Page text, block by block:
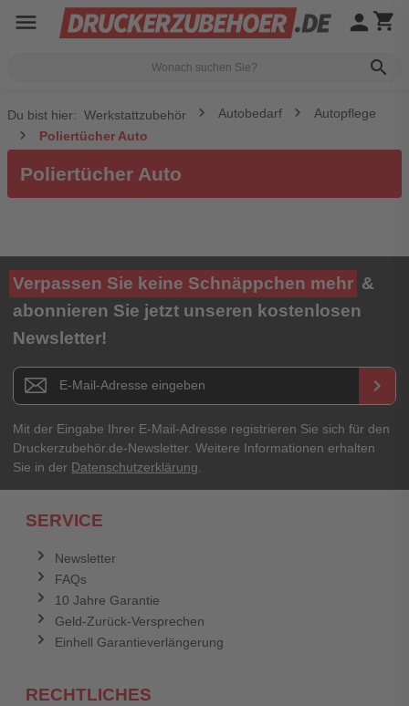
menu
search
person shopping_cart
Du bist hier: Werkstattzubehör Autobedarf
Autopflege
Poliertücher Auto
Poliertücher Auto
Verpassen Sie keine Schnäppchen mehr &
abonnieren Sie jetzt unseren kostenlosen
Newsletter!
Newsletter E-Mail Adresse keyboard_arrow_right
Mit der Eingabe Ihrer E-Mail-Adresse registrieren Sie sich für den
Druckerzubehör.de-Newsletter. Weitere Informationen erhalten
Sie in der Datenschutzerklärung
SERVICE
Newsletter
FAQs
10 Jahre Garantie
Geld-Zurück-Versprechen
Einhell Garantieverlängerung
RECHTLICHES